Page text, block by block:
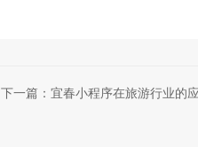
下一篇：宜春小程序在旅游行业的